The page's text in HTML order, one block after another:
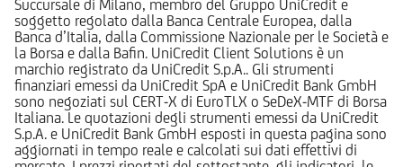
Succursale di Milano, membro del Gruppo UniCredit e
soggetto regolato dalla Banca Centrale Europea, dalla
Banca d’Italia, dalla Commissione Nazionale per le Società e
la Borsa e dalla Bafin. UniCredit Client Solutions è un
marchio registrato da UniCredit S.p.A.. Gli strumenti
finanziari emessi da UniCredit SpA e UniCredit Bank GmbH
sono negoziati sul CERT-X di EuroTLX o SeDeX-MTF di Borsa
Italiana. Le quotazioni degli strumenti emessi da UniCredit
S.p.A. e UniCredit Bank GmbH esposti in questa pagina sono
aggiornati in tempo reale e calcolati sui dati effettivi di